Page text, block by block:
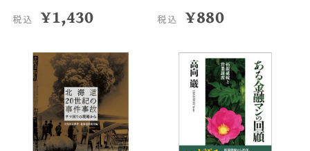
税込 ¥1,430 税込 ¥880